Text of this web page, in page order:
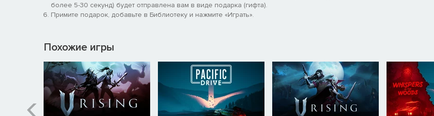
более 5-30 секунд) будет отправлена вам в виде подарка (гифта).
Примите подарок, добавьте в Библиотеку и нажмите «Играть».
Похожие игры